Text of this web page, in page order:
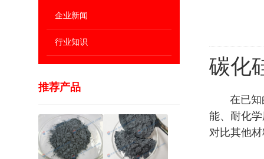
企业新闻
行业知识
推荐产品
碳化
在已知的
能、耐化
对比其他